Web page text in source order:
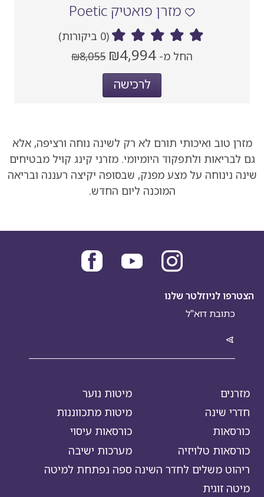
מזרן פואטיק Poetic
(0 ביקורות)
החל מ- מחיר
אחרי
הנחה
₪4,994 מחיר
₪8,055
לרכישה
מזרן טוב ואיכותי תורם לא רק לשינה נוחה ורציפה, אלא
גם לבריאות ולתפקוד היומיומי. מזרני קינג קויל מבטיחים
שינה נינוחה על מצע מפנק, שבסופה יקיצה רעננה ובריאה
המוכנה ליום החדש.
הצטרפו לניוזלטר שלנו
מזרנים
מיטות נוער
חדרי שינה
מיטות מתכווננות
כורסאות
כורסאות עיסוי
כורסאות טלויזיה
מערכות ישיבה
ריהוט משלים לחדר השינה ספה נפתחת למיטה
מיטה זוגית